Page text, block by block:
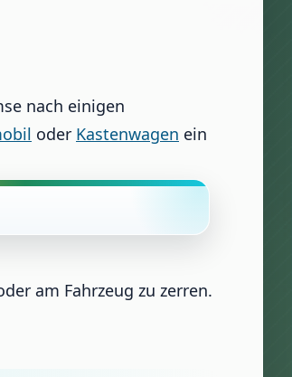
nach einigen
oder Kastenwagen ein
am Fahrzeug zu zerren.